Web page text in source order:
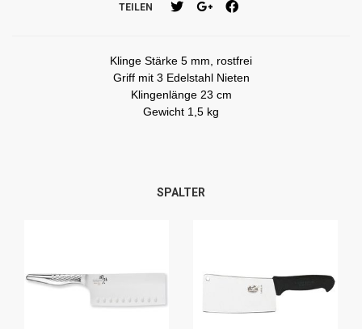
TEILEN
Klinge Stärke 5 mm, rostfrei
Griff mit 3 Edelstahl Nieten
Klingenlänge 23 cm
Gewicht 1,5 kg
SPALTER